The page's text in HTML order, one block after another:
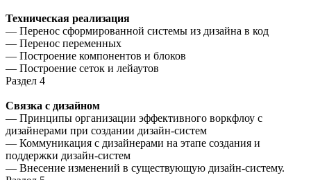
Техническая реализация
— Перенос сформированной системы из дизайна в код
— Перенос переменных
— Построение компонентов и блоков
— Построение сеток и лейаутов
Раздел 4
Связка с дизайном
— Принципы организации эффективного воркфлоу с
дизайнерами при создании дизайн-систем
— Коммуникация с дизайнерами на этапе создания и
поддержки дизайн-систем
— Внесение изменений в существующую дизайн-систему.